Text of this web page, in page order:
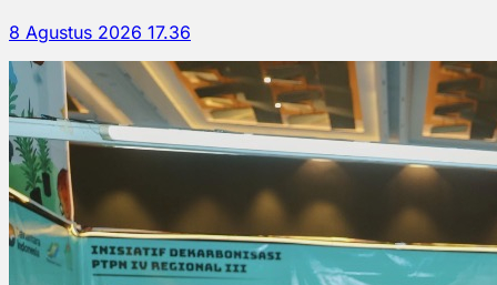
8 Agustus 2026 17.36